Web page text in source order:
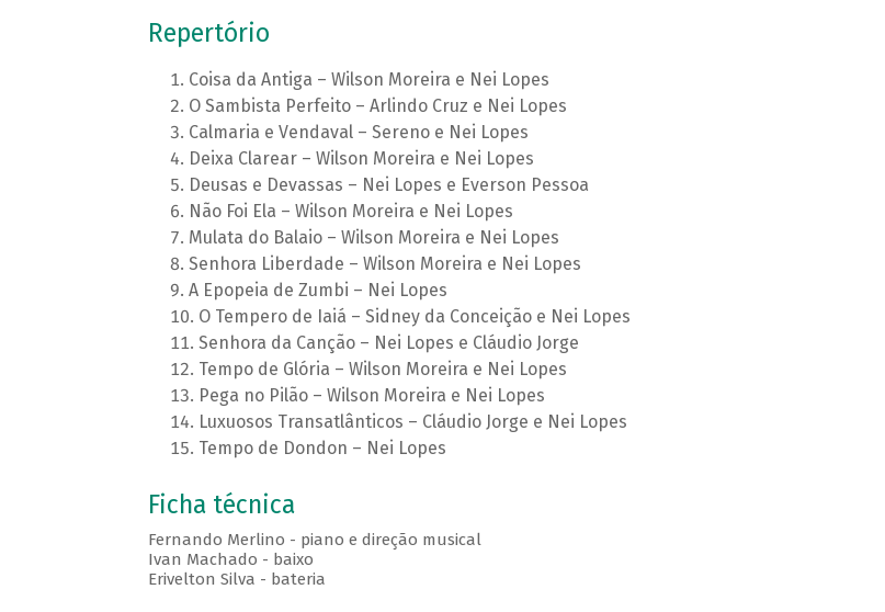
Repertório
Coisa da Antiga – Wilson Moreira e Nei Lopes
O Sambista Perfeito – Arlindo Cruz e Nei Lopes
Calmaria e Vendaval – Sereno e Nei Lopes
Deixa Clarear – Wilson Moreira e Nei Lopes
Deusas e Devassas – Nei Lopes e Everson Pessoa
Não Foi Ela – Wilson Moreira e Nei Lopes
Mulata do Balaio – Wilson Moreira e Nei Lopes
Senhora Liberdade – Wilson Moreira e Nei Lopes
A Epopeia de Zumbi – Nei Lopes
O Tempero de Iaiá – Sidney da Conceição e Nei Lopes
Senhora da Canção – Nei Lopes e Cláudio Jorge
Tempo de Glória – Wilson Moreira e Nei Lopes
Pega no Pilão – Wilson Moreira e Nei Lopes
Luxuosos Transatlânticos – Cláudio Jorge e Nei Lopes
Tempo de Dondon – Nei Lopes
Ficha técnica
Fernando Merlino - piano e direção musical
Ivan Machado - baixo
Erivelton Silva - bateria